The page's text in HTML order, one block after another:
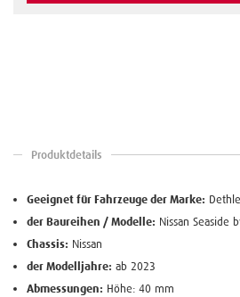
Produktdetails
Geeignet für Fahrzeuge der Marke:
der Baureihen / Modelle: Nissan Seaside
Chassis: Nissan
der Modelljahre: ab 2023
Abmessungen: Höhe: 40 mm